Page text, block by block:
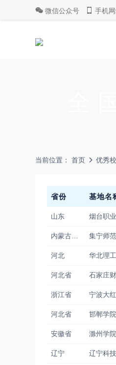
微信公众号 手机
当前位置： 首页 优秀
省份 基地名
山东 烟台职
集宁师
河北
河北省 石家庄
浙江省 宁波大
河北省 邯郸学
安徽省 滁州学院
辽宁 辽宁科